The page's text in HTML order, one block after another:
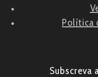
Política
Subscreva